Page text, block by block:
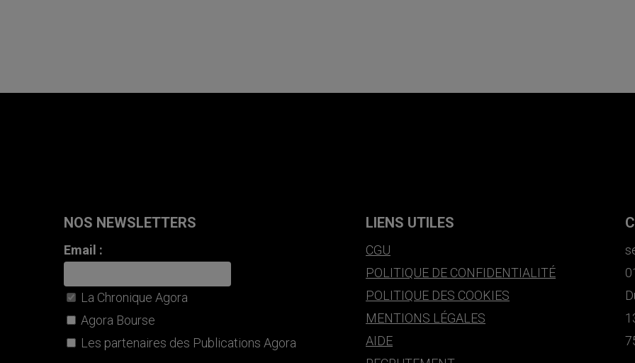
NOS NEWSLETTERS
Email :
La Chronique Agora
Agora Bourse
Les partenaires des Publications Agora
LIENS UTILES
CGU
POLITIQUE DE CONFIDENTIALITÉ
POLITIQUE DES COOKIES
MENTIONS LÉGALES
AIDE